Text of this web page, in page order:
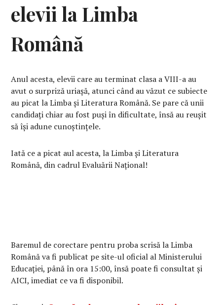
elevii la Limba
Română
Anul acesta, elevii care au terminat clasa a VIII-a au
avut o surpriză uriașă, atunci când au văzut ce subiecte
au picat la Limba și Literatura Română. Se pare că unii
candidați chiar au fost puși în dificultate, însă au reușit
să își adune cunoștințele.
Iată ce a picat aul acesta, la Limba și Literatura
Română, din cadrul Evaluării Național!
Baremul de corectare pentru proba scrisă la Limba
Română va fi publicat pe site-ul oficial al Ministerului
Educației, până în ora 15:00, însă poate fi consultat și
AICI, imediat ce va fi disponibil.